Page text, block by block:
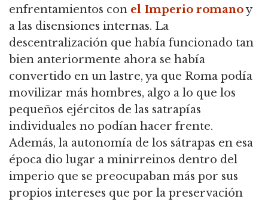
enfrentamientos con el Imperio romanoy
a las disensiones internas. La
descentralización que había funcionado tan
bien anteriormente ahora se había
convertido en un lastre, ya que Roma podía
movilizar más hombres, algo a lo que los
pequeños ejércitos de las satrapías
individuales no podían hacer frente.
Además, la autonomía de los sátrapas en esa
época dio lugar a minirreinos dentro del
imperio que se preocupaban más por sus
propios intereses que por la preservación